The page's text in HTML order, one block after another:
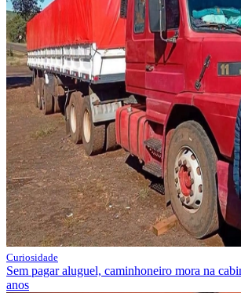
Curiosidade
Sem pagar aluguel, caminhoneiro mora na
anos